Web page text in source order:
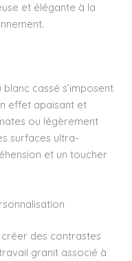
et élégante à la
cassé s’imposent
effet apaisant et
ou légèrement
surfaces ultra-
et un toucher
des contrastes
granit associé à